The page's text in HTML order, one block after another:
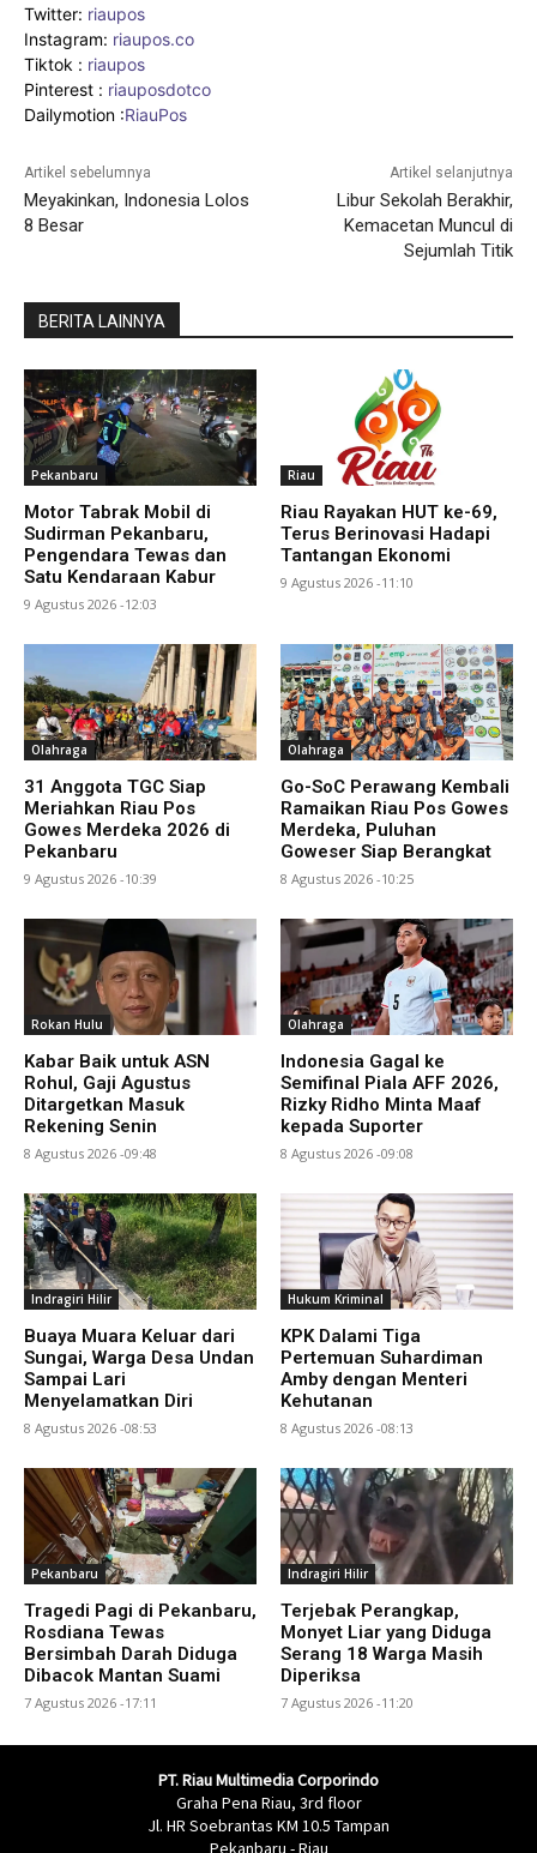
Twitter: riaupos
Instagram: riaupos.co
Tiktok : riaupos
Pinterest : riauposdotco
Dailymotion :RiauPos
Artikel sebelumnya
Meyakinkan, Indonesia Lolos
8 Besar
Artikel selanjutnya
Libur Sekolah Berakhir,
Kemacetan Muncul di
Sejumlah Titik
BERITA LAINNYA
Pekanbaru
Motor Tabrak Mobil di
Sudirman Pekanbaru,
Pengendara Tewas dan
Satu Kendaraan Kabur
9 Agustus 2026 -12:03
Riau
Riau Rayakan HUT ke-69,
Terus Berinovasi Hadapi
Tantangan Ekonomi
9 Agustus 2026 -11:10
Olahraga
31 Anggota TGC Siap
Meriahkan Riau Pos
Gowes Merdeka 2026 di
Pekanbaru
9 Agustus 2026 -10:39
Olahraga
Go-SoC Perawang Kembali
Ramaikan Riau Pos Gowes
Merdeka, Puluhan
Goweser Siap Berangkat
8 Agustus 2026 -10:25
Rokan Hulu
Kabar Baik untuk ASN
Rohul, Gaji Agustus
Ditargetkan Masuk
Rekening Senin
8 Agustus 2026 -09:48
Olahraga
Indonesia Gagal ke
Semifinal Piala AFF 2026,
Rizky Ridho Minta Maaf
kepada Suporter
8 Agustus 2026 -09:08
Indragiri Hilir
Buaya Muara Keluar dari
Sungai, Warga Desa Undan
Sampai Lari
Menyelamatkan Diri
8 Agustus 2026 -08:53
Hukum Kriminal
KPK Dalami Tiga
Pertemuan Suhardiman
Amby dengan Menteri
Kehutanan
8 Agustus 2026 -08:13
Pekanbaru
Tragedi Pagi di Pekanbaru,
Rosdiana Tewas
Bersimbah Darah Diduga
Dibacok Mantan Suami
7 Agustus 2026 -17:11
Indragiri Hilir
Terjebak Perangkap,
Monyet Liar yang Diduga
Serang 18 Warga Masih
Diperiksa
7 Agustus 2026 -11:20
PT. Riau Multimedia Corporindo
Graha Pena Riau, 3rd floor
Jl. HR Soebrantas KM 10.5 Tampan
Pekanbaru - Riau